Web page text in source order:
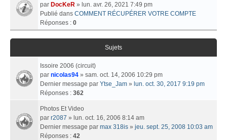
par DocKeR » lun. avr. 26, 2021 7:49 pm
Publié dans COMMENT RÉCUPÉRER VOTRE COMPTE
Réponses : 0
Sujets
Issoire 2006 (circuit)
par nicolas94 » sam. oct. 14, 2006 10:29 pm
Dernier message par Ytse_Jam » lun. oct. 30, 2017 9:19 pm
Réponses : 362
Photos Et Video
par r2087 » lun. oct. 16, 2006 8:14 am
Dernier message par max 318is » jeu. sept. 25, 2008 10:03 am
Réponses : 42